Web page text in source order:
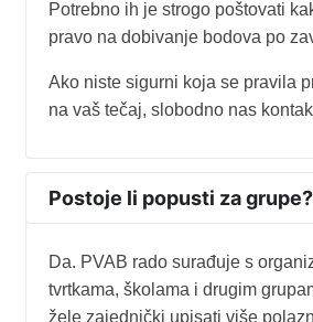
Potrebno ih je strogo poštovati
pravo na dobivanje bodova po
Ako niste sigurni koja se pravila
na vaš tečaj, slobodno nas
Postoje li popusti za grupe?
Da. PVAB rado surađuje s
tvrtkama, školama i drugim
žele zajednički upisati više